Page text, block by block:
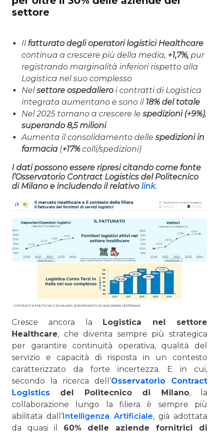
settore
Il fatturato degli operatori logistici Healthcare
continua a crescere più della media, +1,7%, pur
registrando marginalità inferiori rispetto alla
Logistica nel suo complesso
Nel settore ospedaliero i contratti di Logistica
integrata aumentano e sono il 18% del totale
Nel 2025 tornano a crescere le spedizioni (+9%),
superando 8,5 milioni
Aumenta il consolidamento delle spedizioni in
farmacia (+17% colli/spedizioni)
I dati possono essere ripresi citando come fonte
l’Osservatorio Contract Logistics del Politecnico
di Milano e includendo il relativo link.
Cresce ancora la Logistica nel settore
Healthcare, che diventa sempre più strategica
per garantire continuità operativa, qualità del
servizio e capacità di risposta in un contesto
caratterizzato da forte incertezza. E in cui,
secondo la ricerca dell’Osservatorio Contract
Logistics del Politecnico di Milano, la
collaborazione lungo la filiera è sempre più
abilitata dall’Intelligenza Artificiale, già adottata
da quasi il 60% delle aziende fornitrici di